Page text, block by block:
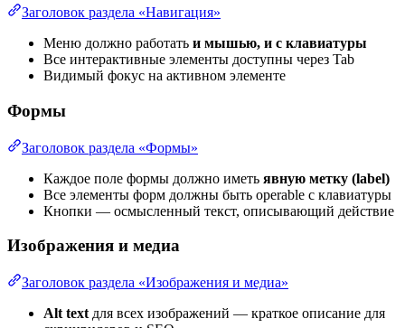
Заголовок раздела «Навигация»
Меню должно работать и мышью, и с клавиатуры
Все интерактивные элементы доступны через Tab
Видимый фокус на активном элементе
Формы
Заголовок раздела «Формы»
Каждое поле формы должно иметь явную метку (label)
Все элементы форм должны быть operable с клавиатуры
Кнопки — осмысленный текст, описывающий действие
Изображения и медиа
Заголовок раздела «Изображения и медиа»
Alt text для всех изображений — краткое описание для